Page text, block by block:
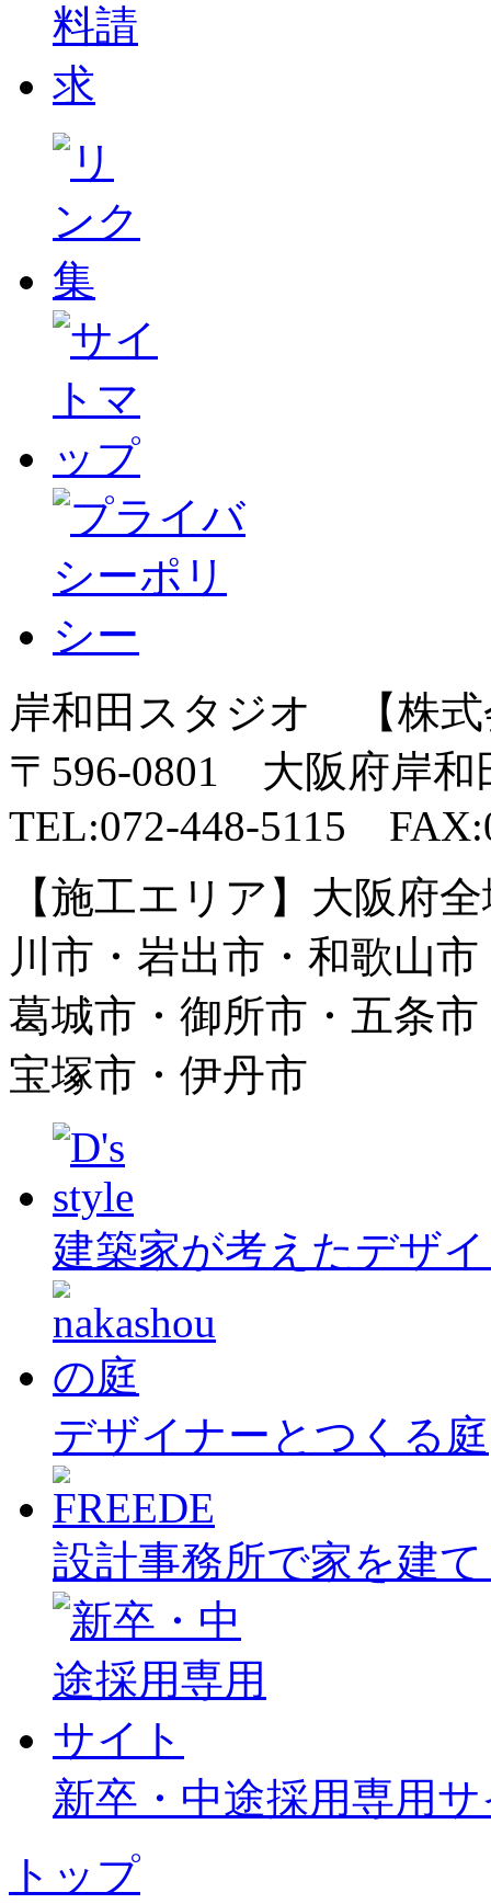
岸和田スタジオ 【株
〒596-0801 大阪府岸和
TEL:072-448-5115
【施工エリア】大阪府
川市・岩出市・和歌山
葛城市・御所市・五条
宝塚市・伊丹市
建築家が考えたデザ
デザイナーとつくる庭
設計事務所で家を建
新卒・中途採用専用
トップ